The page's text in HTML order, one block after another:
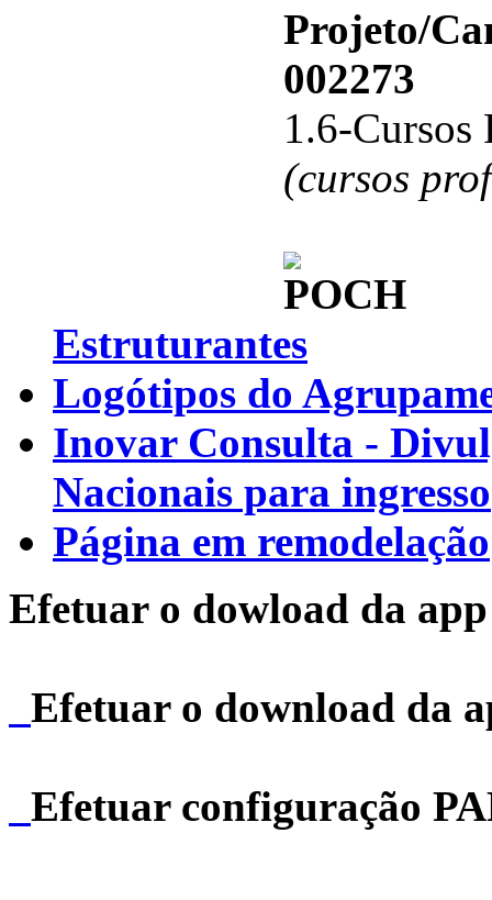
Projeto/
002273
1.6-Cursos
(cursos
Estruturantes
Logótipos do
Inovar Consulta -
Nacionais para ingresso
Página em remodelação
Efetuar o dowload da
Efetuar o download da
Efetuar configuração